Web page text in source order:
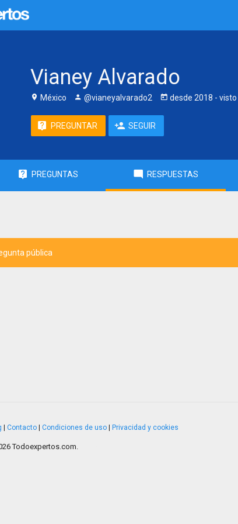
Vianey Alvarado
México @vianeyalvarado2 desde 2018 - visto
PREGUNTAR SEGUIR
PREGUNTAS RESPUESTAS
pública
Contacto Condiciones de uso Privacidad y cookies
Todoexpertos.com.